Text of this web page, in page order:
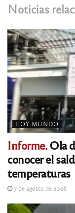
Noticias
HOY MUNDO
Informe.Ola
conocer el
temperaturas
7 de agosto de 2026